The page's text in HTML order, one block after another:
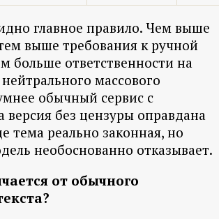
главное правило. Чем выше
выше требования к ручной
больше ответственности на
массового
обычный сервис с
версия без цензуры оправдана
тема реально законная, но
необоснованно отказывает.
от обычного